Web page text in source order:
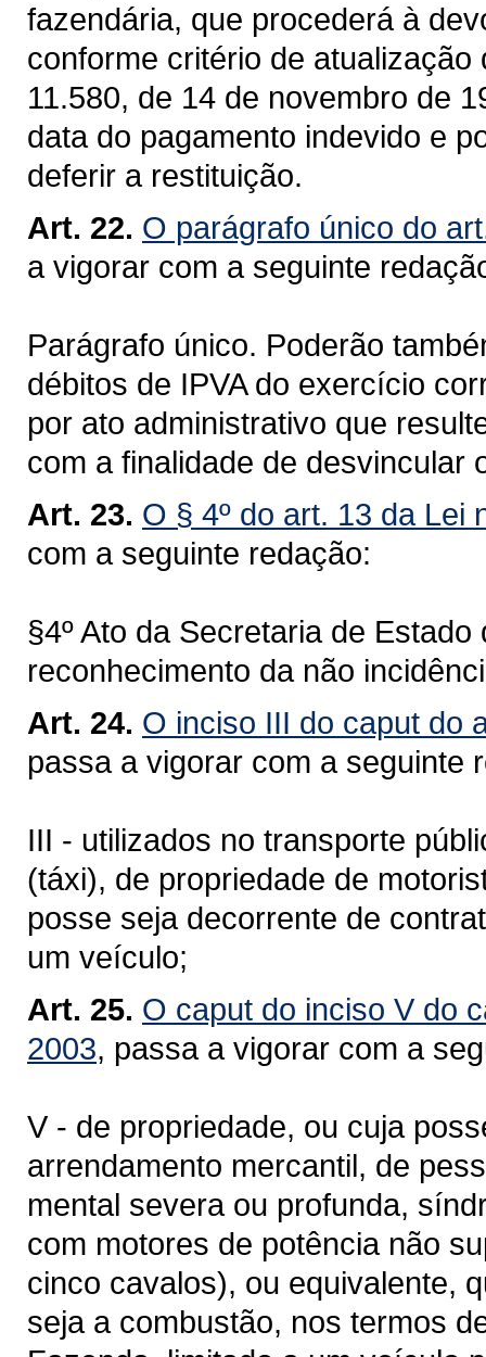
fazendária, que procederá à
conforme critério de
11.580, de 14 de novembro de
data do pagamento indevido e
deferir a restituição.
Art. 22. O parágrafo único do
a vigorar com a seguinte
Parágrafo único. Poderão
débitos de IPVA do exercício
por ato administrativo que
com a finalidade de desvincular
Art. 23. O § 4º do art. 13 da Lei
com a seguinte redação:
§4º Ato da Secretaria de
reconhecimento da não
Art. 24. O inciso III do caput do
passa a vigorar com a seguinte
III - utilizados no transporte
(táxi), de propriedade de
posse seja decorrente de
um veículo;
Art. 25. O caput do inciso V do
2003, passa a vigorar com a
V - de propriedade, ou cuja
arrendamento mercantil, de
mental severa ou profunda,
com motores de potência não
cinco cavalos), ou equivalente,
seja a combustão, nos termos